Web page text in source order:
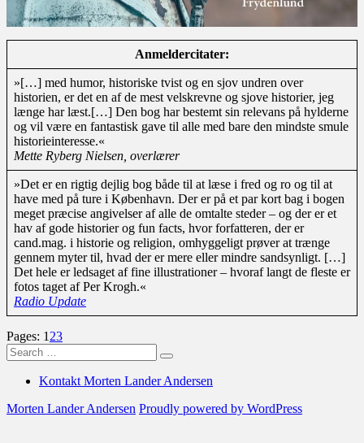
Anmeldercitater:
»[…] med humor, historiske tvist og en sjov undren over
historien, er det en af de mest velskrevne og sjove historier, jeg
længe har læst.[…] Den bog har bestemt sin relevans på hylderne
og vil være en fantastisk gave til alle med bare den mindste smule
historieinteresse.«
Mette Ryberg Nielsen, overlærer
»Det er en rigtig dejlig bog både til at læse i fred og ro og til at
have med på ture i København. Der er på et par kort bag i bogen
meget præcise angivelser af alle de omtalte steder – og der er et
hav af gode historier og fun facts, hvor forfatteren, der er
cand.mag. i historie og religion, omhyggeligt prøver at trænge
gennem myter til, hvad der er mere eller mindre sandsynligt. […]
Det hele er ledsaget af fine illustrationer – hvoraf langt de fleste er
fotos taget af Per Krogh.«
Radio Update
Pages: Page
1 ,Page
2,Page
3
Search
for:
Search
Kontakt Morten Lander Andersen
Morten Lander Andersen Proudly powered by WordPress